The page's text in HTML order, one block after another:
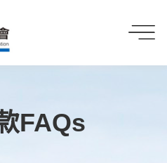
FAQs